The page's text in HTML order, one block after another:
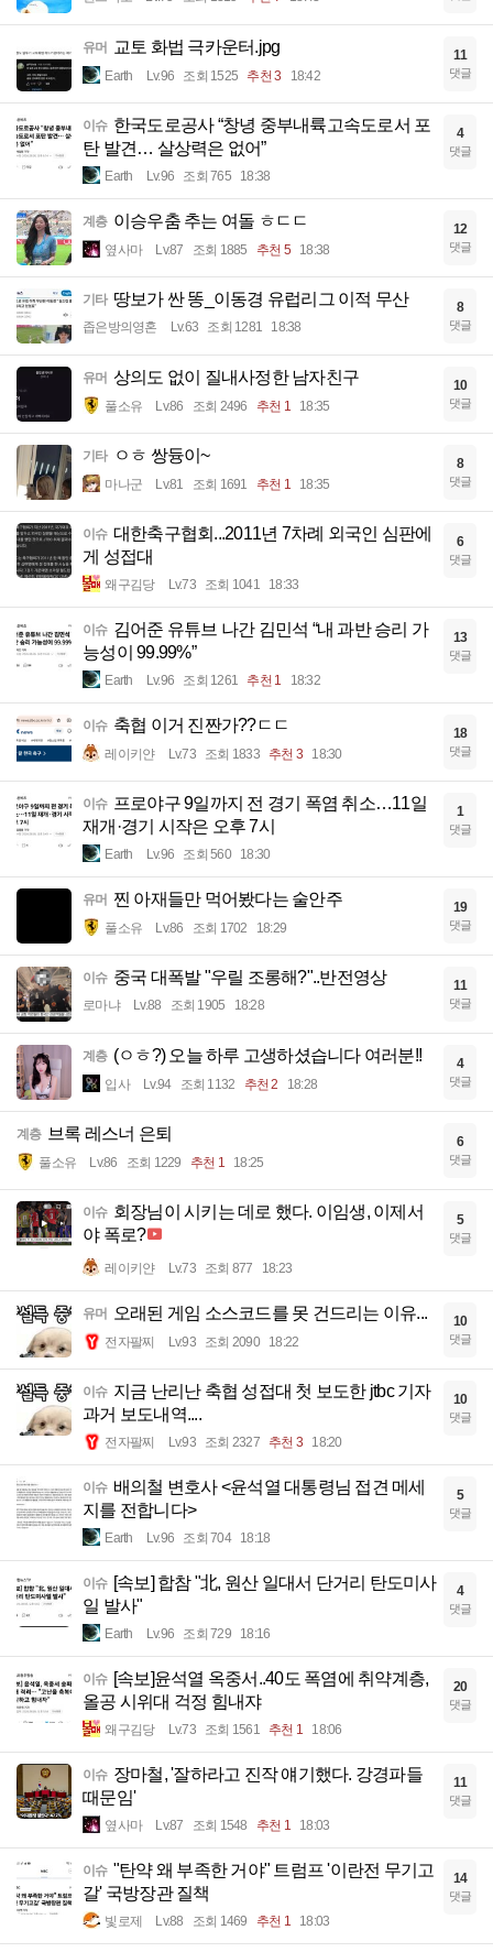
유머 교토 화법 극카운터.jpg
Earth Lv.96 조회 1525 추천 3 18:42
11
댓글
이슈 한국도로공사 “창녕 중부내륙고속도로서 포
탄 발견… 살상력은 없어”
Earth Lv.96 조회 765 18:38
4
댓글
계층 이승우춤 추는 여돌 ㅎㄷㄷ
옆사마 Lv.87 조회 1885 추천 5 18:38
12
댓글
기타 땅보가 싼 똥_이동경 유럽리그 이적 무산
좁은방의영혼 Lv.63 조회 1281 18:38
8
댓글
유머 상의도 없이 질내사정한 남자친구
풀소유 Lv.86 조회 2496 추천 1 18:35
10
댓글
기타 ㅇㅎ 쌍듕이~
마나군 Lv.81 조회 1691 추천 1 18:35
8
댓글
이슈 대한축구협회...2011년 7차례 외국인 심판에
게 성접대
왜구김당 Lv.73 조회 1041 18:33
6
댓글
이슈 김어준 유튜브 나간 김민석 “내 과반 승리 가
능성이 99.99%”
Earth Lv.96 조회 1261 추천 1 18:32
13
댓글
이슈 축협 이거 진짠가??ㄷㄷ
레이키얀 Lv.73 조회 1833 추천 3 18:30
18
댓글
이슈 프로야구 9일까지 전 경기 폭염 취소…11일
재개·경기 시작은 오후 7시
Earth Lv.96 조회 560 18:30
1
댓글
유머 찐 아재들만 먹어봤다는 술안주
풀소유 Lv.86 조회 1702 18:29
19
댓글
이슈 중국 대폭발 "우릴 조롱해?"..반전영상
로마냐 Lv.88 조회 1905 18:28
11
댓글
계층 (ㅇㅎ?) 오늘 하루 고생하셨습니다 여러분!!
입사 Lv.94 조회 1132 추천 2 18:28
4
댓글
계층 브록 레스너 은퇴
풀소유 Lv.86 조회 1229 추천 1 18:25
6
댓글
이슈 회장님이 시키는 데로 했다. 이임생, 이제서
야 폭로?
레이키얀 Lv.73 조회 877 18:23
5
댓글
유머 오래된 게임 소스코드를 못 건드리는 이유...
전자팔찌 Lv.93 조회 2090 18:22
10
댓글
이슈 지금 난리난 축협 성접대 첫 보도한 jtbc 기자
과거 보도내역....
전자팔찌 Lv.93 조회 2327 추천 3 18:20
10
댓글
이슈 배의철 변호사 <윤석열 대통령님 접견 메세
지를 전합니다>
Earth Lv.96 조회 704 18:18
5
댓글
이슈 [속보] 합참 "北, 원산 일대서 단거리 탄도미사
일 발사"
Earth Lv.96 조회 729 18:16
4
댓글
이슈 [속보]윤석열 옥중서..40도 폭염에 취약계층,
올공 시위대 걱정 힘내쟈
왜구김당 Lv.73 조회 1561 추천 1 18:06
20
댓글
이슈 장마철, '잘하라고 진작 얘기했다. 강경파들
때문임'
옆사마 Lv.87 조회 1548 추천 1 18:03
11
댓글
이슈 "탄약 왜 부족한 거야" 트럼프 '이란전 무기고
갈' 국방장관 질책
빛로제 Lv.88 조회 1469 추천 1 18:03
14
댓글